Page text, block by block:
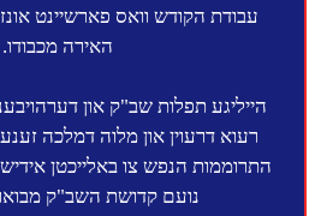
עבודת הקודש וואס פארשיינט
האירה מכבודו.
הייליגע תפלות שב"ק און
רעוא דרעוין און מלוה דמלכה
התרוממות הנפש צו באלייכטן
נועם קדושת השב"ק